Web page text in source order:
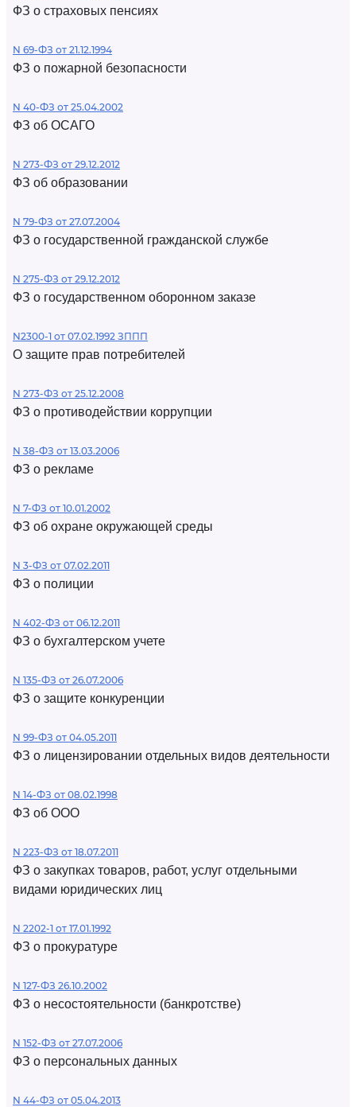
ФЗ о страховых пенсиях
N 69-ФЗ от 21.12.1994
ФЗ о пожарной безопасности
N 40-ФЗ от 25.04.2002
ФЗ об ОСАГО
N 273-ФЗ от 29.12.2012
ФЗ об образовании
N 79-ФЗ от 27.07.2004
ФЗ о государственной гражданской службе
N 275-ФЗ от 29.12.2012
ФЗ о государственном оборонном заказе
N2300-1 от 07.02.1992 ЗППП
О защите прав потребителей
N 273-ФЗ от 25.12.2008
ФЗ о противодействии коррупции
N 38-ФЗ от 13.03.2006
ФЗ о рекламе
N 7-ФЗ от 10.01.2002
ФЗ об охране окружающей среды
N 3-ФЗ от 07.02.2011
ФЗ о полиции
N 402-ФЗ от 06.12.2011
ФЗ о бухгалтерском учете
N 135-ФЗ от 26.07.2006
ФЗ о защите конкуренции
N 99-ФЗ от 04.05.2011
ФЗ о лицензировании отдельных видов деятельности
N 14-ФЗ от 08.02.1998
ФЗ об ООО
N 223-ФЗ от 18.07.2011
ФЗ о закупках товаров, работ, услуг отдельными
видами юридических лиц
N 2202-1 от 17.01.1992
ФЗ о прокуратуре
N 127-ФЗ 26.10.2002
ФЗ о несостоятельности (банкротстве)
N 152-ФЗ от 27.07.2006
ФЗ о персональных данных
N 44-ФЗ от 05.04.2013